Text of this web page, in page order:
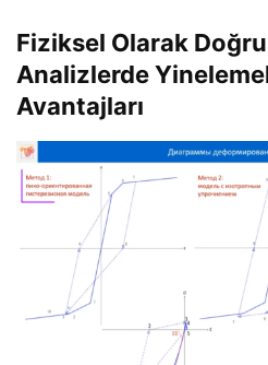
Fiziksel Olarak
Analizlerde
Avantajları